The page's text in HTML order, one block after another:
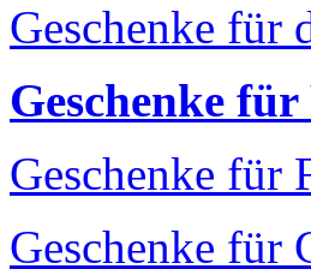
Geschenke für
Geschenke
Geschenke für
Geschenke für